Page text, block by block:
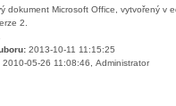
dokument Microsoft Office, vytvořený v
2.
2013-10-11 11:15:25
2010-05-26 11:08:46, Administrator